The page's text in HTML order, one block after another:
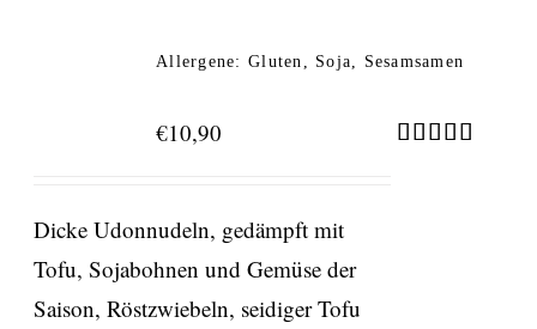
Allergene: Gluten, Soja, Sesamsamen
€10,90
Dicke Udonnudeln, gedämpft mit
Tofu, Sojabohnen und Gemüse der
Saison, Röstzwiebeln, seidiger Tofu